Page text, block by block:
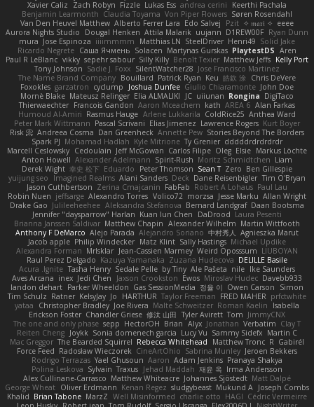
Xavier Caliz
Zach Robyn Fizzle Lukas Ess andrea cerini
Keerthi Pachala
Benjamin Learmonth Claudia Toyama Von Piper Flowers Søren Rosendahl
Van Den Heuvel Matthew Alberto Ferrer Lara Edo Salvej Pzit ✧ 𝔪𝔞𝔯𝔦 ✧ eeee
Aurora Nights Studio
Dougal Henken Attila Malarik uujann D1REW00F Ryan Dunn
mura Jose Espinoza iiiimmmm Matthias LN SteelDriver Henri49 Solid Jake
Ricardo Negrete Саша Ячмень Solacen Martynas Gurskas PlaytestDS Aren
Paul R LeBlanc vikky sepehr sabour Silly Killy Benoît Texier Matthew Jeffs Kelly Port
Tony Johnson Sadie J. Foxx SilentWatcher28 Jose Francisco Martinez
The Name Brand Company Bouillard Patrick Ryan Keu 皓欽 涂 Chris DeVere
Foxokles garzatron cyclump Joshua Dunfee Giulio Chiaramonte John Doe
Mornè Blake Mateusz Relinger Elia ALMALIKI JC uiiunan Rongina DigiTaco
Thierwaechter Francois Gandon Aaron Mceachern kath AREA 6 Alan Farkas
Humoud Al-Amiri Rasmus Hauge Arlene Lukkarila ColdRice25 Anthea Ward
Peter Mark Wittmann Pascal Scrivani Elias Jimenez Lawrence Rogers Kurt Boyer
Risk 📀 Andreea Cosma Dan Greenheck Annette Pew Stories Beyond The Borders
Spark PJ Mohamad Hadlah Kyle Mitrione Ty Grenier dddddrdrdrdrdr
Marcell Ceslowsky Cedoulain Jeff McGowan Carlos Filipe Oleg Elsie Markus Löchte
Anton Howell Alexander Adelmann Spirit-Rush Moritz Schmidtchen Liam
Derek Wight 幸史 松下 Eduardo Peter Thomson Sean T Zero Ben Gillespie
yuijung seo
Imagined Realms Alani Sanders Deck Dane Reisenbigler Tim O'Bryan
Jason Cuthbertson Zerina Cmajcanin FabFab Robert A Lohaus Paul Lau
Robin Nuen jeffsarge Alexandro Torres Volico72 morzsa Jesse Marku Allan Wright
Drake Gao Julileeheehee Aleksandra Stefanova Bernard Landgraf Daan Bootsma
Jennifer "daysparrow" Harlan Kuan lun Chen DaDrood Laura Pesenti
Brianna Janssen Saldivar Matthew Chapin Alexander Wilhelm Martin Wittfooth
Anthony F DeMarco Alejo Parada Alejandro Soriano 中村秀人
Agnieszka Marut
Jacob apple Philip Windecker Matz Klint Sally Hastings Michael Updike
Alexandra Forman MrIsklar Jean-Cassien Marmey Weird Oposssum LIUBOYAN
Raul Perez Delgado Kazuya Yamanaka Zuzana Hudecova DELILLE Basile
Acura .Ignite Tasha Henry Sedale Pelle by Tiny Ale Pašeta nile Ike Saunders
Aves Arcana inex Jedi Chen Jaxson Crookston Ewos Miroslav Hudec Davebb933
landon dehart Parker Wheeldon Gas SessionMedia 정율 이 Owen Carson
Simon
Tim Schulz Ratner KelsyJay Jo HARTHUR Taylor Freeman FRED MAHER prfctwhite
yataa
Christopher Bradley Joe Rivera Malte Schweitzer Roman Kaelin
Isabella
Erickson Foster Chandler Griese 修汰 山田 Tyler Avirett Tom JimmyCNX
The one and only phase sepp HectorOH Brian Alyx Jonathan Verbatim Clay T
Reiten Cheng Joykk Sonia domenech garcia Lucy Vu Sammy Sidefx Martin C
Mac Greggor The Bearded Squirrel Rebecca Whitehead Matthew Tronc R Gabirél
Force Feed Radosław Wieczorek CineArtOhio Sabrina Munley Jeroen Bekkers
Rodrigo Terrazas Yael Ghusoun Aaron Adam Jenkins Pranaya Shakya
Polina Leskova Sylvain Traxus Jehad Maddah 재윤 옥 Irma Andersson
Alex Cullinane-Carrasco Matthew Whiteacre Johannes Sjöstedt Matt Dalpé
George Wheat Oliver Erdmann Kenan Regez sludgybeast Mukund A Joseph Combs
Khalid Brian Tabone MarzZ Well Misinformed charlie otto HAGI Cédric Vermeirre